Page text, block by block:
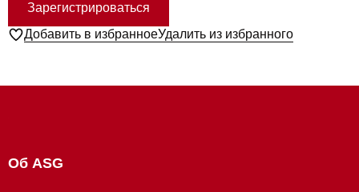
Зарегистрироваться
Добавить в избранноеУдалить из избранного
Об ASG